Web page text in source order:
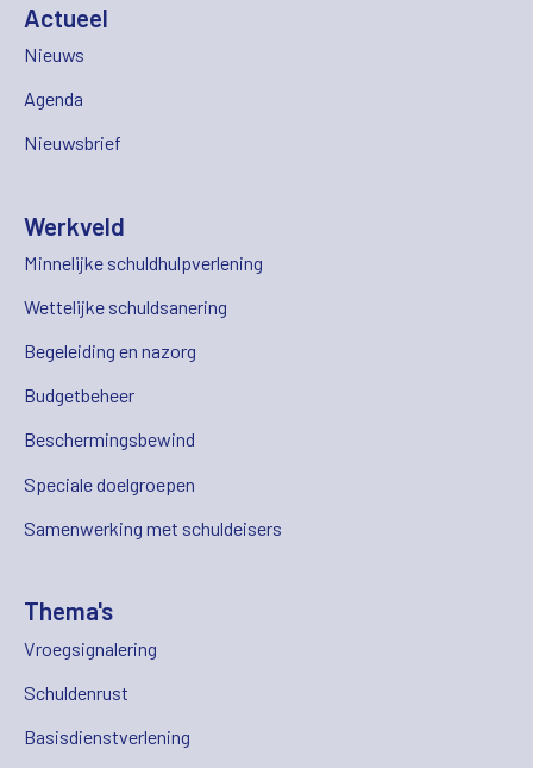
Actueel
Nieuws
Agenda
Nieuwsbrief
Werkveld
Minnelijke schuldhulpverlening
Wettelijke schuldsanering
Begeleiding en nazorg
Budgetbeheer
Beschermingsbewind
Speciale doelgroepen
Samenwerking met schuldeisers
Thema's
Vroegsignalering
Schuldenrust
Basisdienstverlening